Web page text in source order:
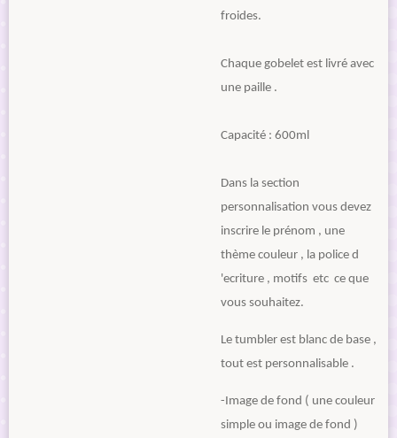
froides.
Chaque gobelet est livré avec
une paille .
Capacité : 600ml
Dans la section
personnalisation vous devez
inscrire le prénom , une
thème couleur , la police d
'ecriture , motifs etc ce que
vous souhaitez.
Le tumbler est blanc de base ,
tout est personnalisable .
-Image de fond ( une couleur
simple ou image de fond )